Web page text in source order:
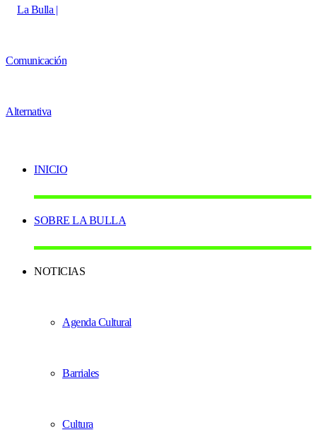
INICIO
SOBRE LA BULLA
NOTICIAS
Agenda Cultural
Barriales
Cultura